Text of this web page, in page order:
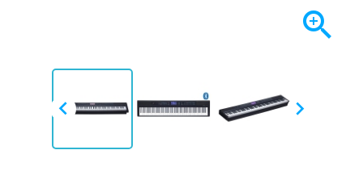

 